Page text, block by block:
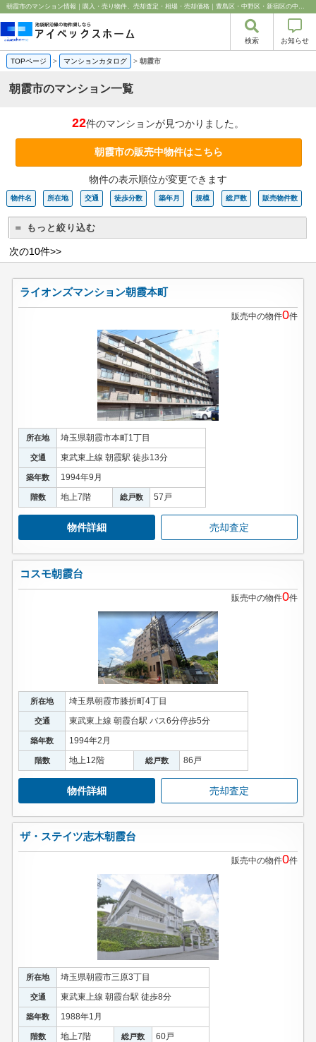
朝霞市のマンション情報｜購入・売り物件、売却査定・相場・売却価格｜豊島区・中野区・新宿区の中古マンション・リノベーション情報なら池袋のアイベックスホーム！
検索 お知らせ
TOPページ > マンションカタログ > 朝霞市
朝霞市のマンション一覧
22件のマンションが見つかりました。
朝霞市の販売中物件はこちら
物件の表示順位が変更できます
物件名 所在地 交通 徒歩分数 築年月 規模 総戸数 販売物件数
＝ もっと絞り込む
次の10件>>
ライオンズマンション朝霞本町
販売中の物件0件
所在地 埼玉県朝霞市本町1丁目
交通 東武東上線 朝霞駅 徒歩13分
築年数 1994年9月
階数 地上7階 総戸数 57戸
物件詳細 売却査定
コスモ朝霞台
販売中の物件0件
所在地 埼玉県朝霞市膝折町4丁目
交通 東武東上線 朝霞台駅 バス6分停歩5分
築年数 1994年2月
階数 地上12階 総戸数 86戸
物件詳細 売却査定
ザ・ステイツ志木朝霞台
販売中の物件0件
所在地 埼玉県朝霞市三原3丁目
交通 東武東上線 朝霞台駅 徒歩8分
築年数 1988年1月
階数 地上7階 総戸数 60戸